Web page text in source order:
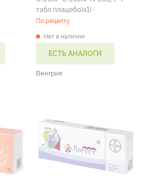
табл.плацебо)х1)
По рецепту
Нет в наличии
ЕСТЬ АНАЛОГИ
Венгрия